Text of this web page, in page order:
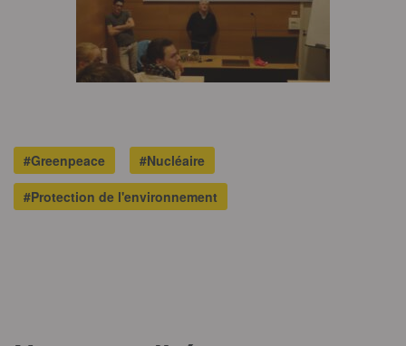
#Greenpeace
#Nucléaire
#Protection de l'environnement